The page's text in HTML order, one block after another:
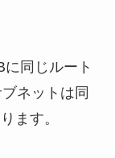
同じルート
ネットは同
ます。